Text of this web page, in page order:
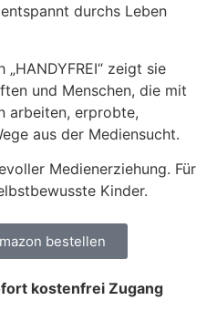
durchs Leben
zeigt sie
und Menschen, die mit
arbeiten, erprobte,
aus der Mediensucht.
Medienerziehung. Für
Kinder.
bestellen
kostenfrei Zugang